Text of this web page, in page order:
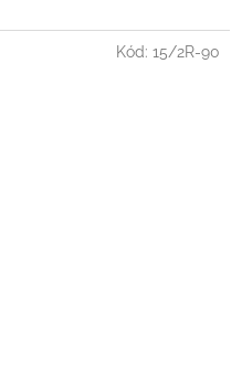
Kód: 15/2R-90